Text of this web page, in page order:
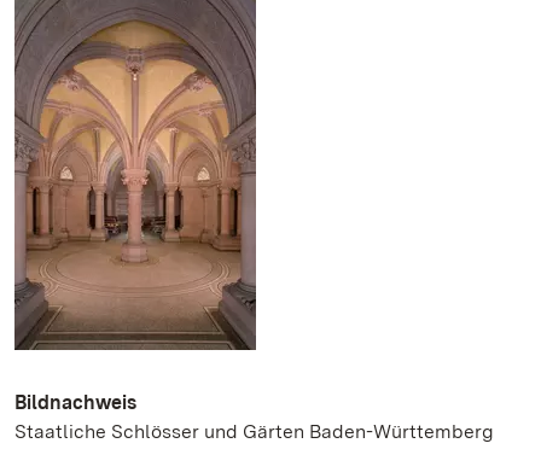
Bildnachweis
Staatliche Schlösser und Gärten Baden-Württemberg